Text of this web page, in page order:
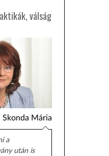
válság
Skonda Mária
a
után is